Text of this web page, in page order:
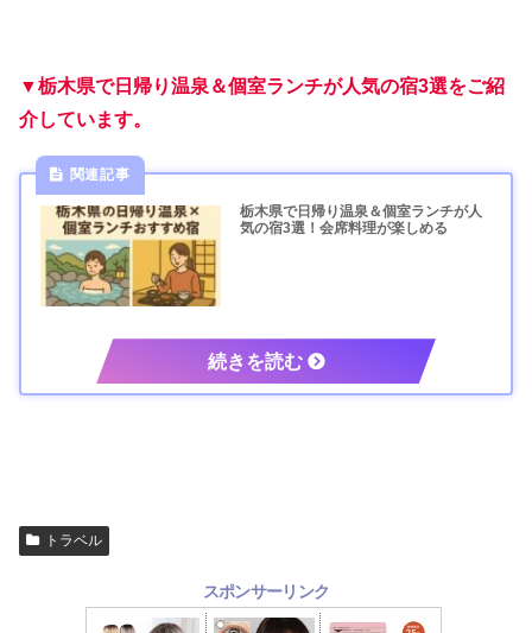
▼栃木県で日帰り温泉＆個室ランチが人気の宿3選をご紹
介しています。
栃木県で日帰り温泉＆個室ランチが人
気の宿3選！会席料理が楽しめる
トラベル
スポンサーリンク